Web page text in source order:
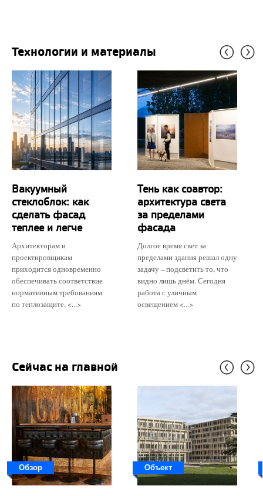
Технологии и материалы
Вакуумный
стеклоблок: как
сделать фасад
теплее и легче
Архитекторам и
проектировщикам
приходится одновременно
обеспечивать соответствие
нормативным требованиям
по теплозащите, <...>
Тень как соавтор:
архитектура света
за пределами
фасада
Долгое время свет за
пределами здания решал одну
задачу – подсветить то, что
видно лишь днём. Сегодня
работа с уличным
освещением <...>
Сейчас на главной
Обзор Объект